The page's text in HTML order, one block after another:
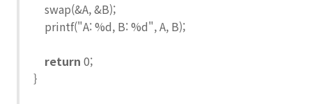
swap(&A, &B);
printf("A: %d, B: %d", A, B);
return 0;
}